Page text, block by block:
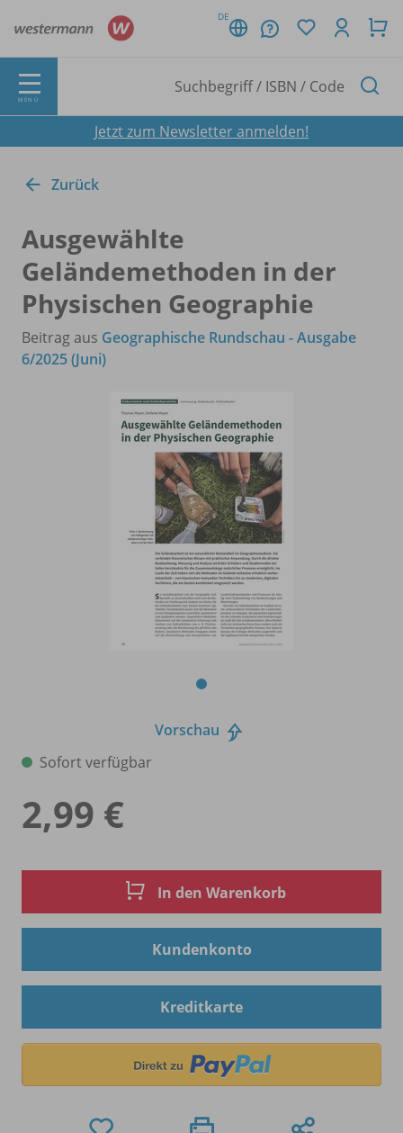
DE
MENÜ
Jetzt zum Newsletter anmelden!
Zurück
Ausgewählte
Geländemethoden in der
Physischen Geographie
Beitrag aus Geographische Rundschau - Ausgabe
6/2025 (Juni)
Vorschau
Sofort verfügbar
2,99 €
In den Warenkorb
Kundenkonto
Kreditkarte